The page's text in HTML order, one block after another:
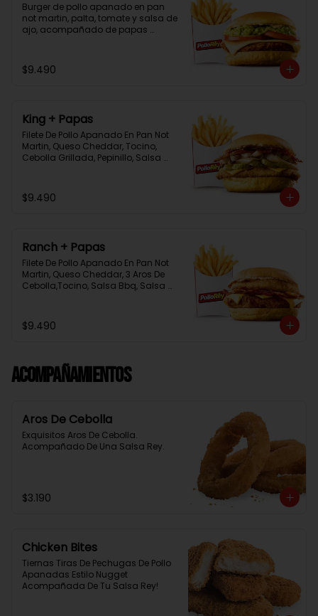
Burger de pollo apanado en pan
not martin, palta, tomate y salsa de
ajo, acompañado de papas
$9.490
King + Papas
Filete De Pollo Apanado En Pan Not
Martin, Queso Cheddar, Tocino,
Cebolla Grillada, Pepinillo, Salsa
$9.490
Ranch + Papas
Filete De Pollo Apanado En Pan Not
Martin, Queso Cheddar, 3 Aros De
Cebolla,Tocino, Salsa Bbq, Salsa
$9.490
Acompañamientos
Aros De Cebolla
Exquisitos Aros De Cebolla.
Acompañado De Una Salsa Rey.
$3.190
Chicken Bites
Tiernas Tiras De Pechugas De Pollo
Apanadas Estilo Nugget
Acompañada De Tu Salsa Rey!